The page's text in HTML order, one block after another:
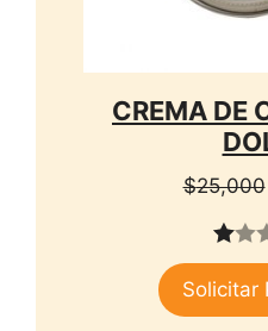
CREMA DE
$25,000
1.
00
Solicitar